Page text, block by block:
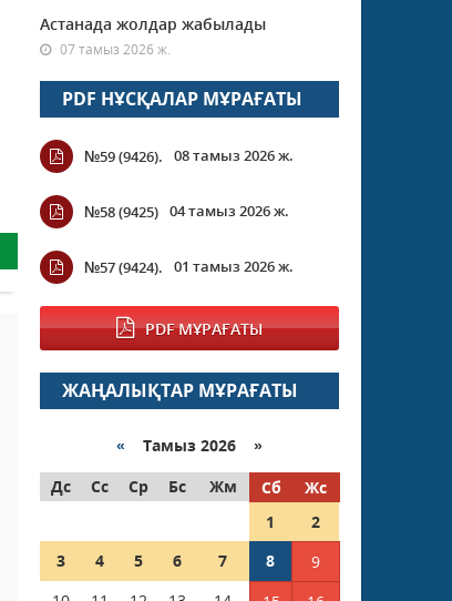
Астанада жолдар жабылады
07 тамыз 2026 ж.
PDF НҰСҚАЛАР МҰРАҒАТЫ
№59 (9426). 08 тамыз 2026 ж.
№58 (9425) 04 тамыз 2026 ж.
№57 (9424). 01 тамыз 2026 ж.
PDF МҰРАҒАТЫ
ЖАҢАЛЫҚТАР МҰРАҒАТЫ
« Тамыз 2026 »
Дс
Сс Ср Бс Жм Сб
Жс
1
2
3
4 5 6 7 8
9